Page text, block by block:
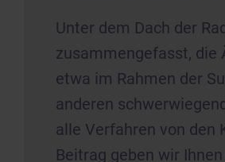
Unter dem Dach der
zusammengefasst,
etwa im Rahmen der
anderen
alle Verfahren von den
Beitrag geben wir